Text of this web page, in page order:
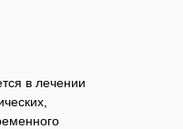
в лечении